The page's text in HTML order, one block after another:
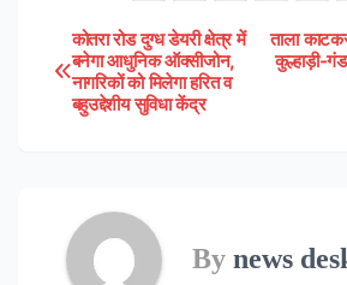
Post
navigation
ताला
कुल्हाड़ी-
कोतरा रोड दुग्ध डेयरी क्षेत्र में
बनेगा आधुनिक ऑक्सीजोन,
नागरिकों को मिलेगा हरित व
बहुउद्देशीय सुविधा केंद्र
By news